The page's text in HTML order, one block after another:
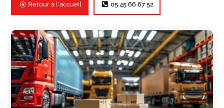
Retour à l'accueil 05 45 66 67 52